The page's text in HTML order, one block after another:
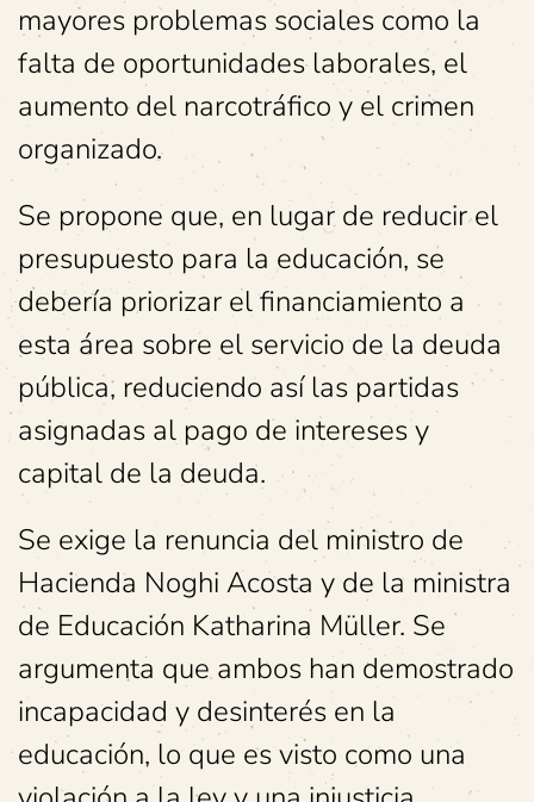
mayores problemas sociales como la
falta de oportunidades laborales, el
aumento del narcotráfico y el crimen
organizado.
Se propone que, en lugar de reducir el
presupuesto para la educación, se
debería priorizar el financiamiento a
esta área sobre el servicio de la deuda
pública, reduciendo así las partidas
asignadas al pago de intereses y
capital de la deuda.
Se exige la renuncia del ministro de
Hacienda Noghi Acosta y de la ministra
de Educación Katharina Müller. Se
argumenta que ambos han demostrado
incapacidad y desinterés en la
educación, lo que es visto como una